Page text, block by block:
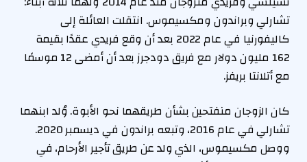
تشارلي وبراندون ومكسيموس. انتقلت العائلة إلى
كاليفورنيا في عام 2022 بعد أن وقع فريدي عقدًا بقيمة
162 مليون دولار مع فريق دودجرز بعد أن أمضى 12 موسمًا
مع أتلانتا بريفز.
كان الزوجان منفتحين بشأن طريقهما نحو الأبوة. وُلد ابنهما
تشارلي في عام 2016، وتبعه براندون في ديسمبر 2020.
ووصل مكسيموس، الذي ولد عن طريق تأجير الأرحام، في